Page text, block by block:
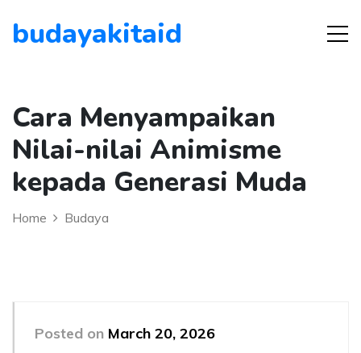
budayakitaid
Cara Menyampaikan
Nilai-nilai Animisme
kepada Generasi Muda
Home Budaya
Posted on March 20, 2026